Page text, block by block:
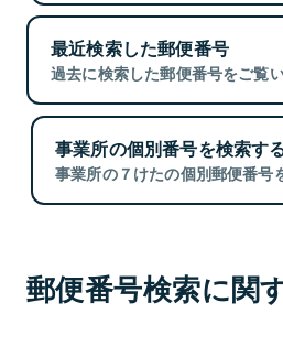
最近検索した郵便番号
過去に検索した郵便番号をご覧
事業所の個別番号を検索す
事業所の７けたの個別郵便番号
郵便番号検索に関